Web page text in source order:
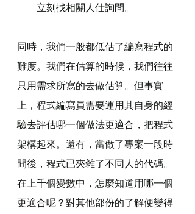
立刻找相關人仕詢問。
同時，我們一般都低估了編寫程式的
難度。我們在估算的時候，我們往往
只用需求所寫的去做估算。但事實
上，程式編寫員需要運用其自身的經
驗去評估哪一個做法更適合，把程式
架構起來。還有，當做了專案一段時
間後，程式已夾雜了不同人的代碼。
在上千個變數中，怎麼知道用哪一個
更適合呢？對其他部份的了解便變得